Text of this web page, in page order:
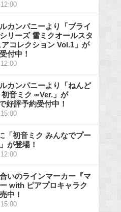
カンパニーより「ブライ
リーズ 雪ミクオールスタ
コレクション Vol.1」が
付中！
カンパニーより「ねんど
音ミク ∞Ver.」が
好評予約受付中！
「初音ミク みんなでプー
が登場！
いのラインマーカー『マ
with ピアプロキャラク
中！